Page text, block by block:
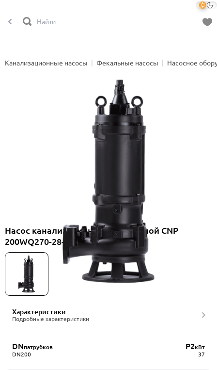
Канализационные насосы Фекальные насосы Насосное
Насос канализационный погружной CNP
200WQ270-28-37ES(I)
Характеристики
Подробные характеристики
DNпатрубков
DN200
P2кВт
37